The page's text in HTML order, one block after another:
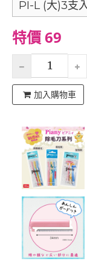
PI-L (大)3支
特價 69
加入購物車